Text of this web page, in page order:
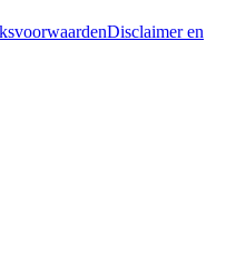
Disclaimer en